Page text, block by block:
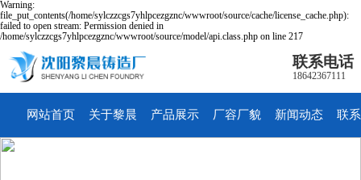
Warning:
file_put_contents(/home/sylczzcgs7yhlpcezgznc/wwwroot/source/cache/license_cache.php):
failed to open stream: Permission denied in
/home/sylczzcgs7yhlpcezgznc/wwwroot/source/model/api.class.php on line 217
联系电话
18642367111
网站首页 关于黎晨 产品展示 厂容厂貌 新闻动态 联